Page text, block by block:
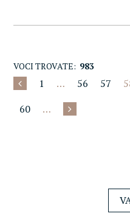
VOCI TROVATE: 983
1 … 56 57
60
…